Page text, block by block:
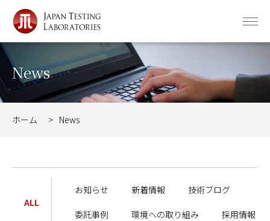
News
ホーム > News
ALL
お知らせ 新着情報 技術ブログ
委託事例 環境への取り組み 採用情報